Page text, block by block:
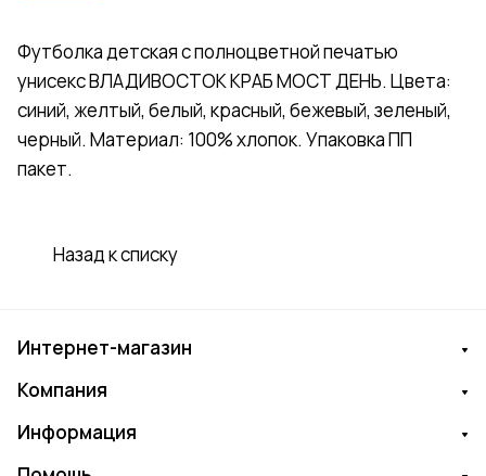
Футболка детская с полноцветной печатью
унисекс ВЛАДИВОСТОК КРАБ МОСТ ДЕНЬ. Цвета:
синий, желтый, белый, красный, бежевый, зеленый,
черный. Материал: 100% хлопок. Упаковка ПП
пакет.
Назад к списку
Интернет-магазин
Компания
Информация